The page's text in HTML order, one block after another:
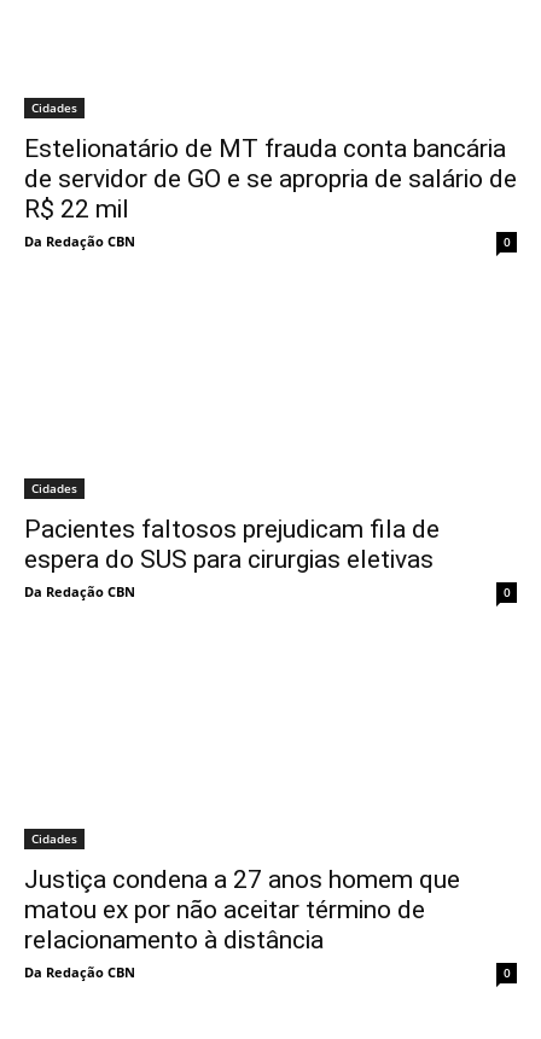
Cidades
Estelionatário de MT frauda conta bancária
de servidor de GO e se apropria de salário de
R$ 22 mil
Da Redação CBN 0
Cidades
Pacientes faltosos prejudicam fila de
espera do SUS para cirurgias eletivas
Da Redação CBN 0
Cidades
Justiça condena a 27 anos homem que
matou ex por não aceitar término de
relacionamento à distância
Da Redação CBN 0